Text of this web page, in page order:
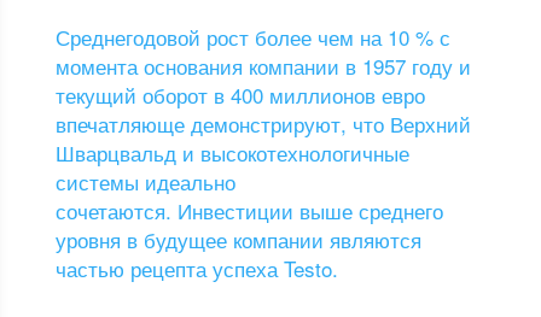
Среднегодовой рост более чем на 10 % с
момента основания компании в 1957 году и
текущий оборот в 400 миллионов евро
впечатляюще демонстрируют, что Верхний
Шварцвальд и высокотехнологичные
системы идеально
сочетаются. Инвестиции выше среднего
уровня в будущее компании являются
частью рецепта успеха Testo.